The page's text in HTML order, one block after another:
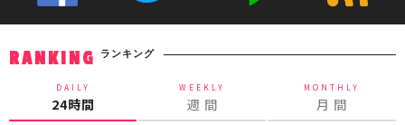
RANKING ランキング
DAILY
24時間
WEEKLY
週 間
MONTHLY
月 間